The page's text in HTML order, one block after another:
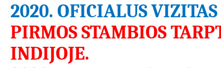
2020. OFICIALUS
PIRMOS STAMBIOS
INDIJOJE.